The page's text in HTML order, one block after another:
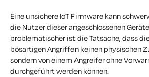
Eine unsichere IoT Firmware kann
die Nutzer dieser angeschlossenen
problematischer ist die Tatsache, dass
bösartigen Angriffen keinen physischen
sondern von einem Angreifer ohne
durchgeführt werden können.